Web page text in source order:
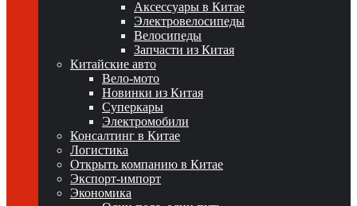
Аксессуары в Китае
Электровелосипеды
Велосипеды
Запчасти из Китая
Китайские авто
Вело-мото
Новинки из Китая
Суперкары
Электромобили
Консалтинг в Китае
Логистика
Открыть компанию в Китае
Экспорт-импорт
Экономика